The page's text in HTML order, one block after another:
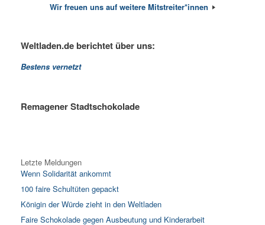
Wir freuen uns auf weitere Mitstreiter*innen
Weltladen.de berichtet über uns:
Bestens vernetzt
Remagener Stadtschokolade
Letzte Meldungen
Wenn Solidarität ankommt
100 faire Schultüten gepackt
Königin der Würde zieht in den Weltladen
Faire Schokolade gegen Ausbeutung und Kinderarbeit